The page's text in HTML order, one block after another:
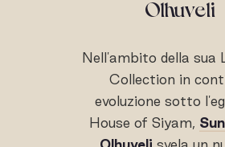
Olhuveli
Nell'ambito della sua
Collection in
evoluzione sotto
House of Siyam,